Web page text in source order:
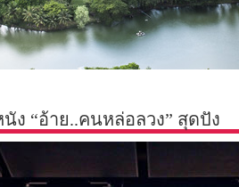
ง “อ้าย..คนหล่อลวง” สุดปัง